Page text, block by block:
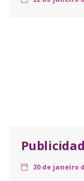
20 de janeiro